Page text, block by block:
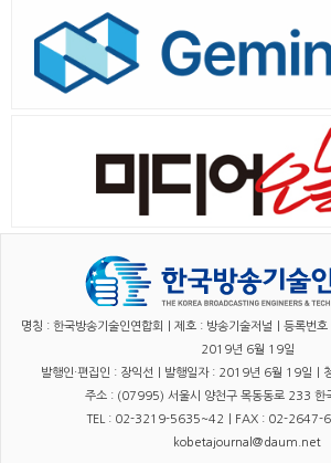
명칭 : 한국방송기술인연합회｜제호 : 방송기술저널｜등록번
2019년 6월 19일
발행인·편집인 : 장익선｜발행일자 : 2019년 6월 19일｜
주소 : (07995) 서울시 양천구 목동동로 233 한
TEL : 02-3219-5635~42｜FAX : 02-2647-
kobetajournal@daum.net